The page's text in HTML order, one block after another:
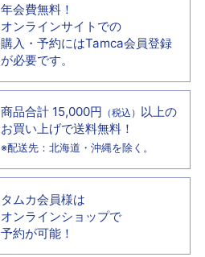
年会費無料！
オンラインサイトでの
購入・予約にはTamca会員登録
が必要です。
商品合計 15,000円 （税込） 以上の
お買い上げで送料無料！
※配送先：北海道・沖縄を除く。
タムカ会員様は
オンラインショップで
予約が可能！